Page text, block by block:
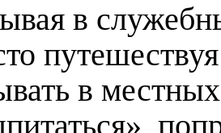
в
в